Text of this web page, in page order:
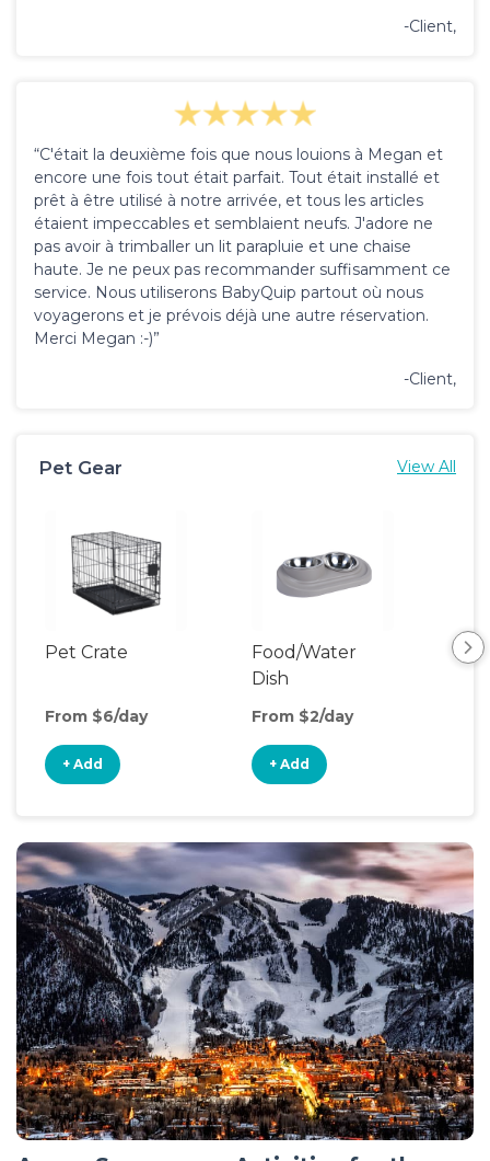
-Client,
“C'était la deuxième fois que nous louions à Megan et
encore une fois tout était parfait. Tout était installé et
prêt à être utilisé à notre arrivée, et tous les articles
étaient impeccables et semblaient neufs. J'adore ne
pas avoir à trimballer un lit parapluie et une chaise
haute. Je ne peux pas recommander suffisamment ce
service. Nous utiliserons BabyQuip partout où nous
voyagerons et je prévois déjà une autre réservation.
Merci Megan :-)”
-Client,
Pet Gear View All
Pet Crate
From $6/day
+ Add
Food/Water
Dish
From $2/day
+ Add